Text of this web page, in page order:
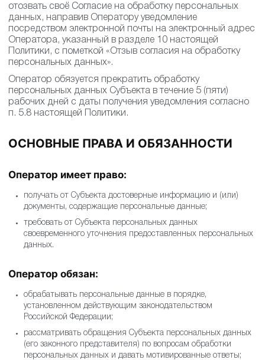
отозвать своё Согласие на обработку персональных
данных, направив Оператору уведомление
посредством электронной почты на электронный адрес
Оператора, указанный в разделе 10 настоящей
Политики, с пометкой «Отзыв согласия на обработку
персональных данных».
Оператор обязуется прекратить обработку
персональных данных Субъекта в течение 5 (пяти)
рабочих дней с даты получения уведомления согласно
п. 5.8 настоящей Политики.
ОСНОВНЫЕ ПРАВА И ОБЯЗАННОСТИ
Оператор имеет право:
получать от Субъекта достоверные информацию и (или)
документы, содержащие персональные данные;
требовать от Субъекта персональных данных
своевременного уточнения предоставленных персональных
данных.
Оператор обязан:
обрабатывать персональные данные в порядке,
установленном действующим законодательством
Российской Федерации;
рассматривать обращения Субъекта персональных данных
(его законного представителя) по вопросам обработки
персональных данных и давать мотивированные ответы;